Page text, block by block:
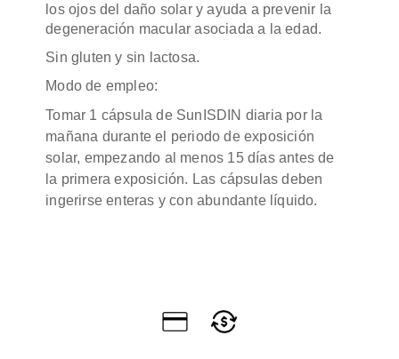
los ojos del daño solar y ayuda a prevenir la
degeneración macular asociada a la edad.
Sin gluten y sin lactosa.
Modo de empleo:
Tomar 1 cápsula de SunISDIN diaria por la
mañana durante el periodo de exposición
solar, empezando al menos 15 días antes de
la primera exposición. Las cápsulas deben
ingerirse enteras y con abundante líquido.